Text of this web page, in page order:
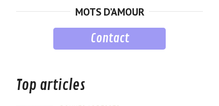
MOTS D’AMOUR
Contact
Top articles